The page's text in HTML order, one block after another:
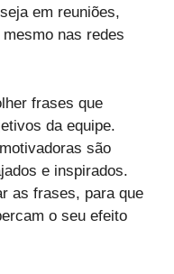
em reuniões,
nas redes
frases que
da equipe.
são
e inspirados.
as frases, para que
o seu efeito